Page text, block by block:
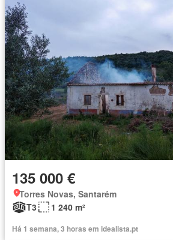
135 000 €
Torres Novas, Santarém
T3
1 240 m²
Há 1 semana, 3 horas em idealista.pt